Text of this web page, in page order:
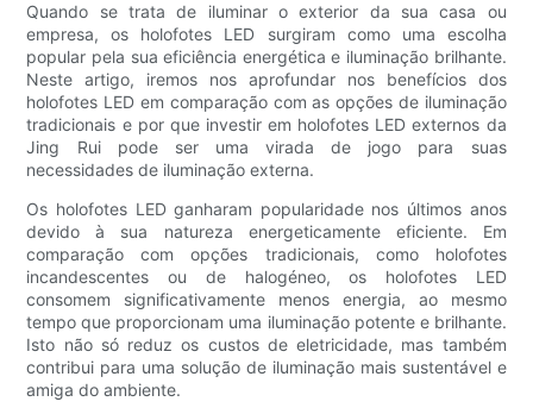
Quando se trata de iluminar o exterior da sua casa ou
empresa, os holofotes LED surgiram como uma escolha
popular pela sua eficiência energética e iluminação brilhante.
Neste artigo, iremos nos aprofundar nos benefícios dos
holofotes LED em comparação com as opções de iluminação
tradicionais e por que investir em holofotes LED externos da
Jing Rui pode ser uma virada de jogo para suas
necessidades de iluminação externa.
Os holofotes LED ganharam popularidade nos últimos anos
devido à sua natureza energeticamente eficiente. Em
comparação com opções tradicionais, como holofotes
incandescentes ou de halogéneo, os holofotes LED
consomem significativamente menos energia, ao mesmo
tempo que proporcionam uma iluminação potente e brilhante.
Isto não só reduz os custos de eletricidade, mas também
contribui para uma solução de iluminação mais sustentável e
amiga do ambiente.